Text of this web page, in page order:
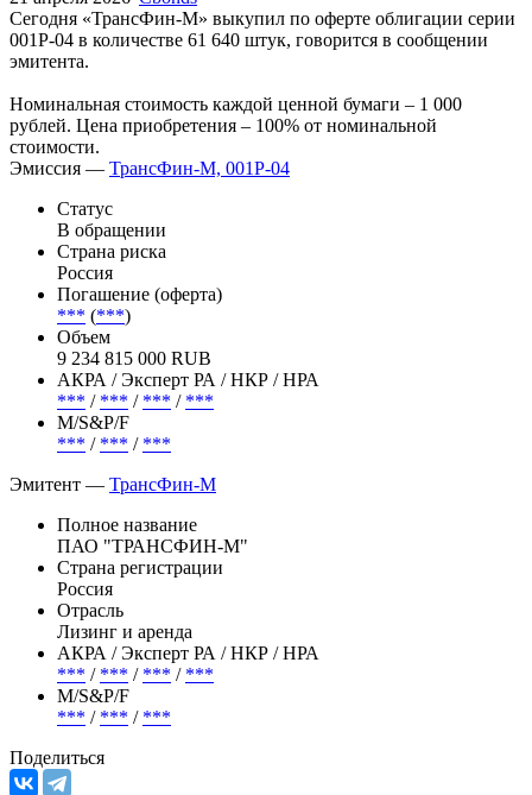
Сегодня «ТрансФин-М» выкупил по оферте облигации серии
001P-04 в количестве 61 640 штук, говорится в сообщении
эмитента.
Номинальная стоимость каждой ценной бумаги – 1 000
рублей. Цена приобретения – 100% от номинальной
стоимости.
Эмиссия — ТрансФин-М, 001P-04
Статус
В обращении
Страна риска
Россия
Погашение (оферта)
*** (***)
Объем
9 234 815 000 RUB
АКРА / Эксперт РА / НКР / НРА
*** / *** / *** / ***
М/S&P/F
*** / *** / ***
Эмитент — ТрансФин-М
Полное название
ПАО "ТРАНСФИН-М"
Страна регистрации
Россия
Отрасль
Лизинг и аренда
АКРА / Эксперт РА / НКР / НРА
*** / *** / *** / ***
М/S&P/F
*** / *** / ***
Поделиться